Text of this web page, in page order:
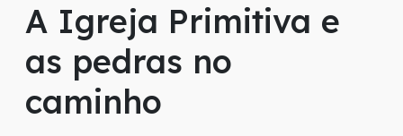
A Igreja Primitiva e
as pedras no
caminho